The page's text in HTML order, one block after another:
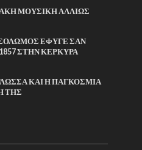
ΜΟΥΣΙΚΗ ΑΛΛΙΩΣ
ΕΦΥΓΕ ΣΑΝ
ΣΤΗΝ ΚΕΡΚΥΡΑ
ΚΑΙ Η ΠΑΓΚΟΣΜΙΑ
ΤΗΣ